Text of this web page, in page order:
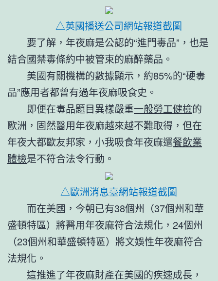
△英國播送公司網站報道截圖
要了解，年夜麻是公認的“進門毒品”，也是
結合國禁毒條約中被管束的麻醉藥品。
美國有關機構的數據顯示，約85%的“硬毒
品”應用者都曾有過年夜麻吸食史。
即便在毒品題目異樣嚴重一般勞工健檢的
歐洲，固然醫用年夜麻越來越不難取得，但在
年夜大都歐友邦家，小我吸食年夜麻還餐飲業
體檢是不符合法令行動。
△歐洲消息臺網站報道截圖
而在美國，今朝已有38個州（37個州和華
盛頓特區）將醫用年夜麻符合法規化，24個州
（23個州和華盛頓特區）將文娛性年夜麻符合
法規化。
這推進了年夜麻財產在美國的疾速成長，